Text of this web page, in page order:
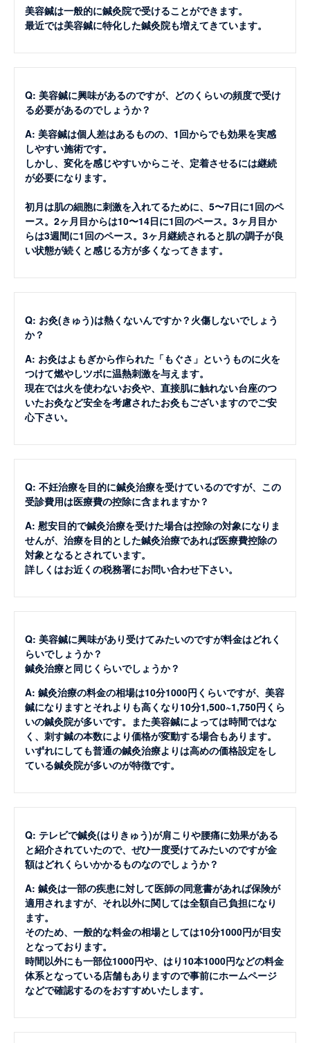
美容鍼は一般的に鍼灸院で受けることができます。
最近では美容鍼に特化した鍼灸院も増えてきています。
Q: 美容鍼に興味があるのですが、どのくらいの頻度で受け
る必要があるのでしょうか？
A: 美容鍼は個人差はあるものの、1回からでも効果を実感
しやすい施術です。
しかし、変化を感じやすいからこそ、定着させるには継続
が必要になります。
初月は肌の細胞に刺激を入れてるために、5〜7日に1回のペ
ース。2ヶ月目からは10〜14日に1回のペース。3ヶ月目か
らは3週間に1回のペース。3ヶ月継続されると肌の調子が良
い状態が続くと感じる方が多くなってきます。
Q: お灸(きゅう)は熱くないんですか？火傷しないでしょう
か？
A: お灸はよもぎから作られた「もぐさ」というものに火を
つけて燃やしツボに温熱刺激を与えます。
現在では火を使わないお灸や、直接肌に触れない台座のつ
いたお灸など安全を考慮されたお灸もございますのでご安
心下さい。
Q: 不妊治療を目的に鍼灸治療を受けているのですが、この
受診費用は医療費の控除に含まれますか？
A: 慰安目的で鍼灸治療を受けた場合は控除の対象になりま
せんが、治療を目的とした鍼灸治療であれば医療費控除の
対象となるとされています。
詳しくはお近くの税務署にお問い合わせ下さい。
Q: 美容鍼に興味があり受けてみたいのですが料金はどれく
らいでしょうか？
鍼灸治療と同じくらいでしょうか？
A: 鍼灸治療の料金の相場は10分1000円くらいですが、美容
鍼になりますとそれよりも高くなり10分1,500~1,750円くら
いの鍼灸院が多いです。また美容鍼によっては時間ではな
く、刺す鍼の本数により価格が変動する場合もあります。
いずれにしても普通の鍼灸治療よりは高めの価格設定をし
ている鍼灸院が多いのが特徴です。
Q: テレビで鍼灸(はりきゅう)が肩こりや腰痛に効果がある
と紹介されていたので、ぜひ一度受けてみたいのですが金
額はどれくらいかかるものなのでしょうか？
A: 鍼灸は一部の疾患に対して医師の同意書があれば保険が
適用されますが、それ以外に関しては全額自己負担になり
ます。
そのため、一般的な料金の相場としては10分1000円が目安
となっております。
時間以外にも一部位1000円や、はり10本1000円などの料金
体系となっている店舗もありますので事前にホームページ
などで確認するのをおすすめいたします。